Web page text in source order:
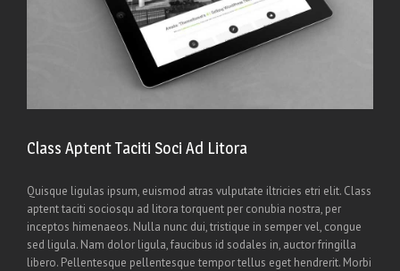
Class Aptent Taciti Soci Ad Litora
Quisque ligulas ipsum, euismod atras vulputate iltricies etri elit. Class
aptent taciti sociosqu ad litora torquent per conubia nostra, per
inceptos himenaeos. Nulla nunc dui, tristique in semper vel, congue
sed ligula. Nam dolor ligula, faucibus id sodales in, auctor fringilla
libero. Pellentesque pellentesque tempor tellus eget hendrerit. Morbi